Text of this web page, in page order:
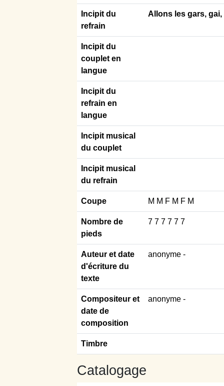
Incipit du
refrain
Allons les gars,
Incipit du
couplet en
langue
Incipit du
refrain en
langue
Incipit musical
du couplet
Incipit musical
du refrain
Coupe M M F M F M
Nombre de
pieds
7 7 7 7 7 7
Auteur et date
d'écriture du
texte
anonyme -
Compositeur et
date de
composition
anonyme -
Timbre
Catalogage